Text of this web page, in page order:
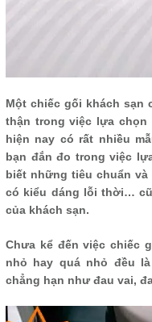
Một chiếc gối khách sạn
thận trong việc lựa
hiện nay có rất nhiều
bạn đắn đo trong việc
biết những tiêu chuẩn
có kiểu dáng lỗi thời…
của khách sạn.
Chưa kể đến việc chiếc
nhỏ hay quá nhỏ đều
chẳng hạn như đau vai,